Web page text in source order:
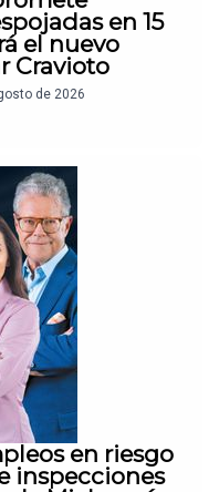
en 15
el nuevo
Cravioto
de 2026
en riesgo
inspecciones